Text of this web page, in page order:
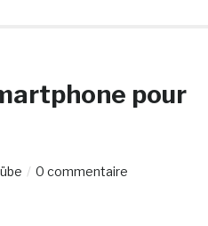
pour
0 commentaire